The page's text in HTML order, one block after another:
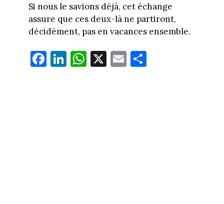
Si nous le savions déjà, cet échange
assure que ces deux-là ne partiront,
décidément, pas en vacances ensemble.
Fa
ce
Li
nk
W
ha
X E
m
Pa